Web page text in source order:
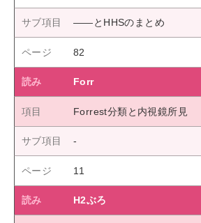
――とHHSのまとめ
82
Forr
Forrest分類と内視鏡所見
11
H2ぶろ